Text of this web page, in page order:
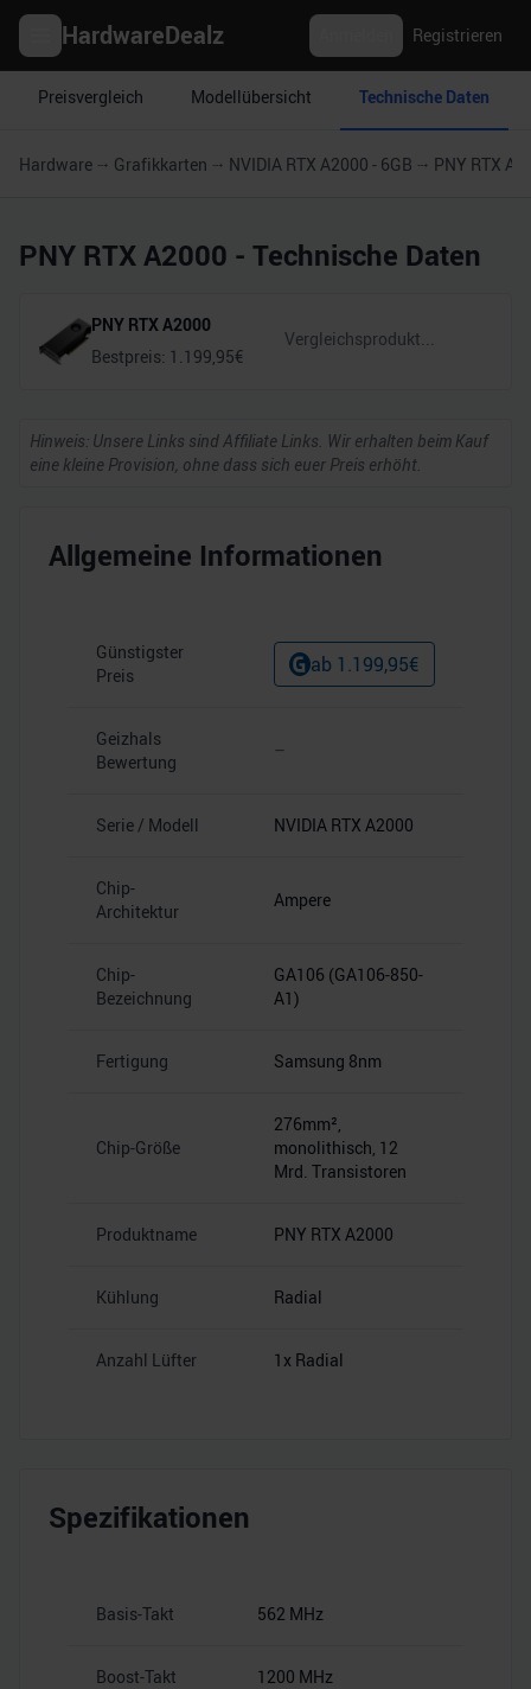
HardwareDealz Registrieren
Preisvergleich Modellübersicht Technische Daten
Hardware Grafikkarten NVIDIA RTX A2000 - 6GB PNY RTX
PNY RTX A2000 - Technische Daten
PNY RTX A2000
Bestpreis: 1.199,95€
Hinweis: Unsere Links sind Affiliate Links. Wir erhalten beim Kauf
eine kleine Provision, ohne dass sich euer Preis erhöht.
Allgemeine Informationen
Günstigster
Preis
ab 1.199,95€
Geizhals
Bewertung
–
Serie / Modell NVIDIA RTX A2000
Chip-
Architektur
Ampere
Chip-
Bezeichnung
GA106 (GA106-850-
A1)
Fertigung Samsung 8nm
Chip-Größe
276mm²,
monolithisch, 12
Mrd. Transistoren
Produktname PNY RTX A2000
Kühlung Radial
Anzahl Lüfter 1x Radial
Spezifikationen
Basis-Takt 562 MHz
Boost-Takt 1200 MHz